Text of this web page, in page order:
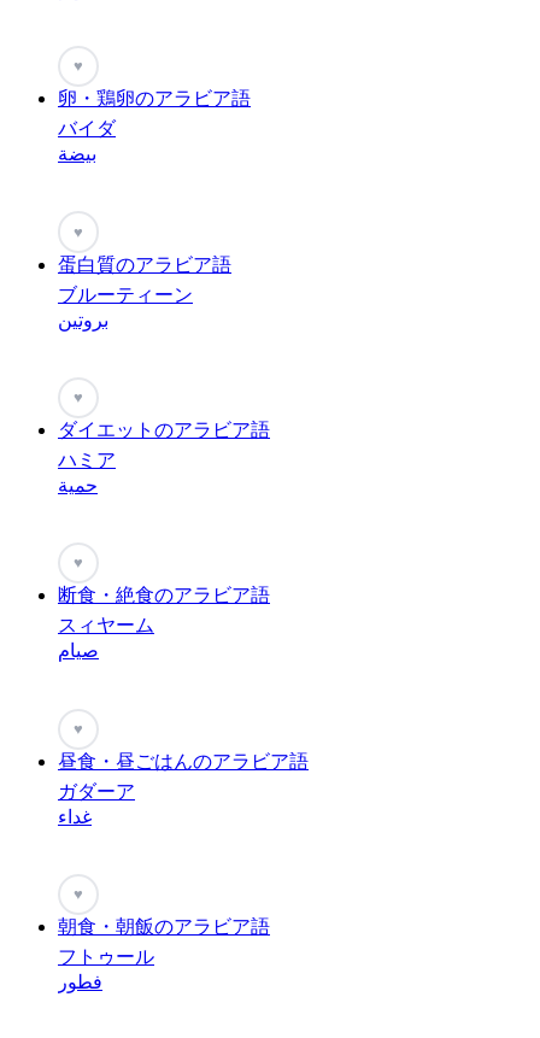
♥
卵・鶏卵のアラビア語
バイダ
بيضة
♥
蛋白質のアラビア語
ブルーティーン
بروتين
♥
ダイエットのアラビア語
ハミア
حمية
♥
断食・絶食のアラビア語
スィヤーム
صيام
♥
昼食・昼ごはんのアラビア語
ガダーア
غداء
♥
朝食・朝飯のアラビア語
フトゥール
فطور